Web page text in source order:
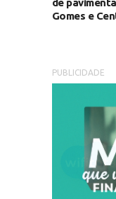
de
Gomes e
PUBLICIDADE